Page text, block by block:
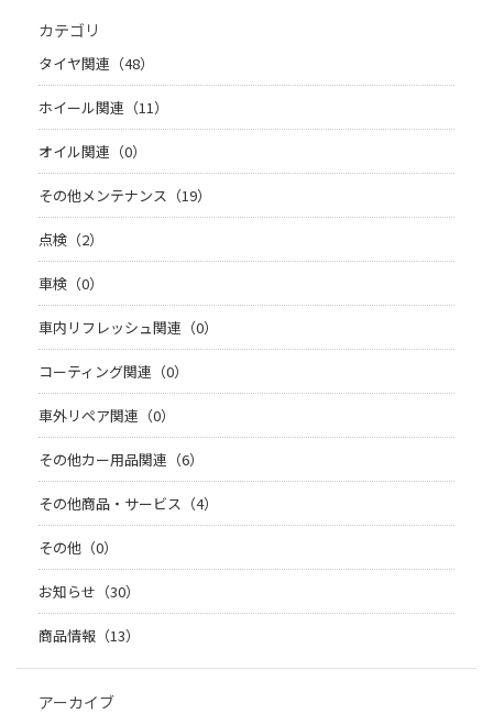
カテゴリ
タイヤ関連（48）
ホイール関連（11）
オイル関連（0）
その他メンテナンス（19）
点検（2）
車検（0）
車内リフレッシュ関連（0）
コーティング関連（0）
車外リペア関連（0）
その他カー用品関連（6）
その他商品・サービス（4）
その他（0）
お知らせ（30）
商品情報（13）
アーカイブ